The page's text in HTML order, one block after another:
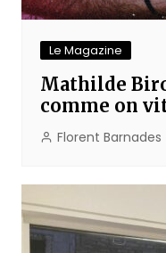
Le Magazine
Mathilde
comme on
Florent Barnades